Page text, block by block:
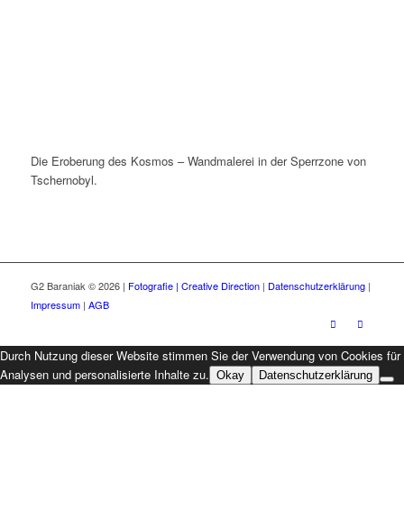
Die Eroberung des Kosmos – Wandmalerei in der Sperrzone von
Tschernobyl.
G2 Baraniak © 2026 | Fotografie | Creative Direction| Datenschutzerklärung|
Impressum| AGB
Durch Nutzung dieser Website stimmen Sie der Verwendung von Cookies für
Analysen und personalisierte Inhalte zu. Okay Datenschutzerklärung